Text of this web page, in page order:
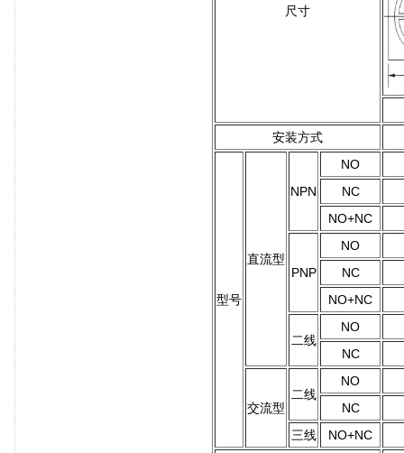
尺寸
安装方式
型号
直流型
NPN
NO
NC
NO+NC
PNP
NO
NC
NO+NC
二线
NO
NC
交流型
二线
NO
NC
三线
NO+NC